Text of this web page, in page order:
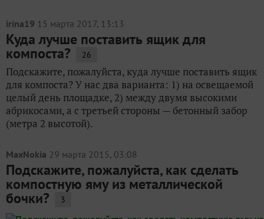
irina19 15 марта 2017, 13:13
Куда лучше поставить ящик для
компоста? 26
Подскажите, пожалуйста, куда лучше поставить ящик
для компоста? У нас два варианта: 1) на освещаемой
целый день площадке, 2) между двумя высокими
абрикосами, а с третьей стороны — бетонный забор
(метра 2 высотой).
MaxNokia 29 марта 2015, 03:08
Подскажите, пожалуйста, как сделать
компостную яму из металлической
бочки? 3